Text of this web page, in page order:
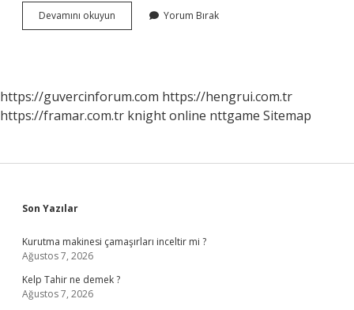
Devamını okuyun Leylekler
Istanbula
Yorum Bırak
https://guvercinforum.com https://hengrui.com.tr
https://framar.com.tr knight online nttgame Sitemap
Sidebar
Son Yazılar
Kurutma makinesi çamaşırları inceltir mi ?
Ağustos 7, 2026
Kelp Tahir ne demek ?
Ağustos 7, 2026